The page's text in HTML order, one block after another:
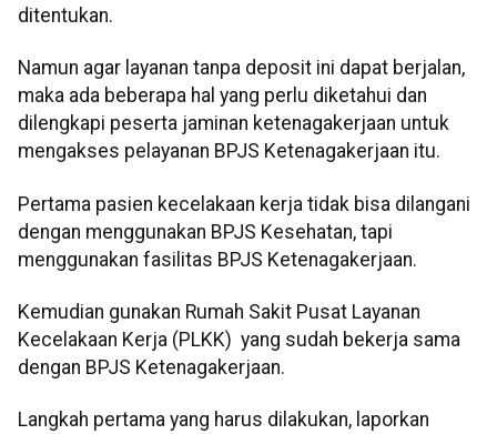
ditentukan.
Namun agar layanan tanpa deposit ini dapat berjalan,
maka ada beberapa hal yang perlu diketahui dan
dilengkapi peserta jaminan ketenagakerjaan untuk
mengakses pelayanan BPJS Ketenagakerjaan itu.
Pertama pasien kecelakaan kerja tidak bisa dilangani
dengan menggunakan BPJS Kesehatan, tapi
menggunakan fasilitas BPJS Ketenagakerjaan.
Kemudian gunakan Rumah Sakit Pusat Layanan
Kecelakaan Kerja (PLKK) yang sudah bekerja sama
dengan BPJS Ketenagakerjaan.
Langkah pertama yang harus dilakukan, laporkan